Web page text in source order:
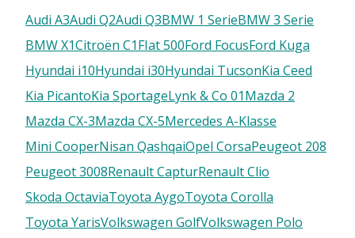
Audi A3Audi Q2Audi Q3BMW 1 SerieBMW 3 Serie
BMW X1Citroën C1FIat 500Ford FocusFord Kuga
Hyundai i10Hyundai i30Hyundai TucsonKia Ceed
Kia PicantoKia SportageLynk & Co 01Mazda 2
Mazda CX-3Mazda CX-5Mercedes A-Klasse
Mini CooperNisan QashqaiOpel CorsaPeugeot 208
Peugeot 3008Renault CapturRenault Clio
Skoda OctaviaToyota AygoToyota Corolla
Toyota YarisVolkswagen GolfVolkswagen Polo